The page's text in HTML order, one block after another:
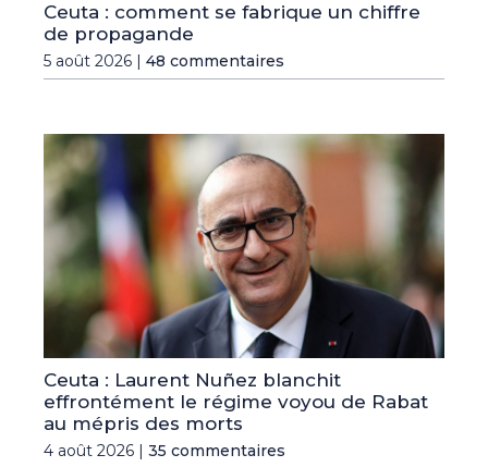
Ceuta : comment se fabrique un chiffre
de propagande
5 août 2026 | 48 commentaires
Ceuta : Laurent Nuñez blanchit
effrontément le régime voyou de Rabat
au mépris des morts
4 août 2026 | 35 commentaires